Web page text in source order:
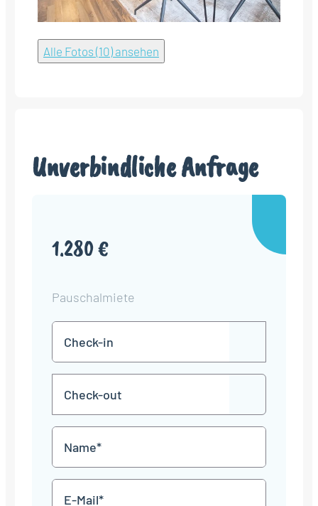
Alle Fotos (10) ansehen
Unverbindliche Anfrage
1.280 €
Pauschalmiete
in
TT
Punkt
MM
JJJJ
TT
Punkt
MM
JJJJ